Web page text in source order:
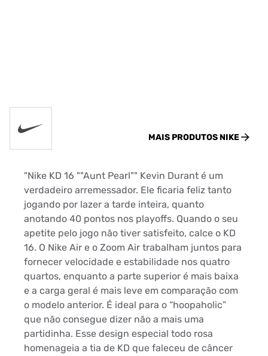
MAIS PRODUTOS NIKE
"Nike KD 16 ""Aunt Pearl"" Kevin Durant é um
verdadeiro arremessador. Ele ficaria feliz tanto
jogando por lazer a tarde inteira, quanto
anotando 40 pontos nos playoffs. Quando o seu
apetite pelo jogo não tiver satisfeito, calce o KD
16. O Nike Air e o Zoom Air trabalham juntos para
fornecer velocidade e estabilidade nos quatro
quartos, enquanto a parte superior é mais baixa
e a carga geral é mais leve em comparação com
o modelo anterior. É ideal para o “hoopaholic”
que não consegue dizer não a mais uma
partidinha. Esse design especial todo rosa
homenageia a tia de KD que faleceu de câncer